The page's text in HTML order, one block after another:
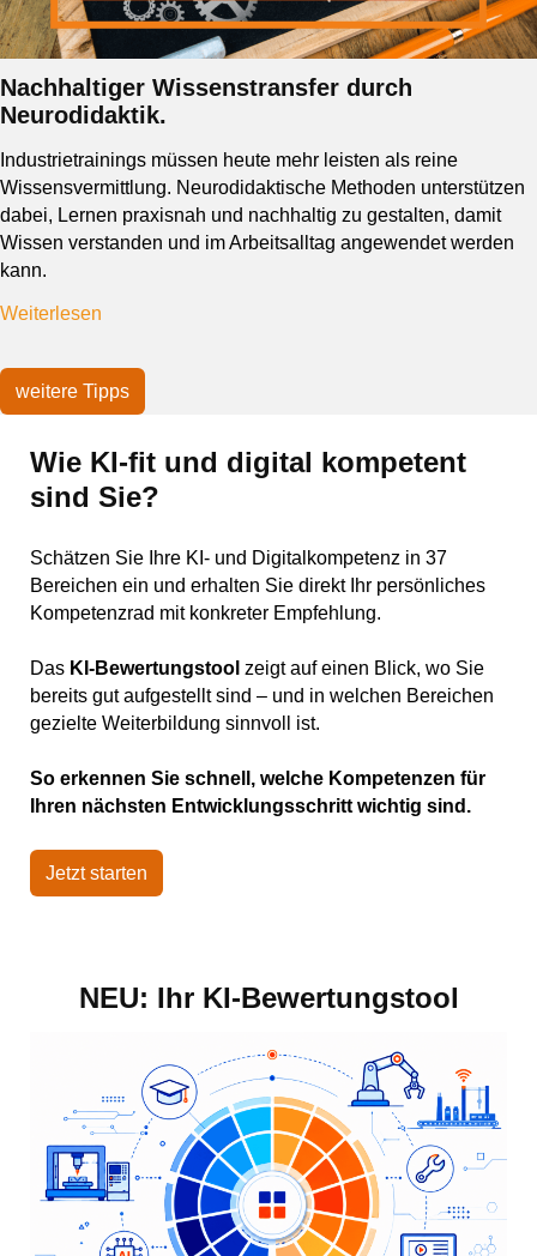
Nachhaltiger Wissenstransfer durch
Neurodidaktik.
Industrietrainings müssen heute mehr leisten als reine
Wissensvermittlung. Neurodidaktische Methoden unterstützen
dabei, Lernen praxisnah und nachhaltig zu gestalten, damit
Wissen verstanden und im Arbeitsalltag angewendet werden
kann.
Weiterlesen
weitere Tipps
Wie KI-fit und digital kompetent
sind Sie?
Schätzen Sie Ihre KI- und Digitalkompetenz in 37
Bereichen ein und erhalten Sie direkt Ihr persönliches
Kompetenzrad mit konkreter Empfehlung.
Das KI-Bewertungstool zeigt auf einen Blick, wo Sie
bereits gut aufgestellt sind – und in welchen Bereichen
gezielte Weiterbildung sinnvoll ist.
So erkennen Sie schnell, welche Kompetenzen für
Ihren nächsten Entwicklungsschritt wichtig sind.
Jetzt starten
NEU: Ihr KI-Bewertungstool